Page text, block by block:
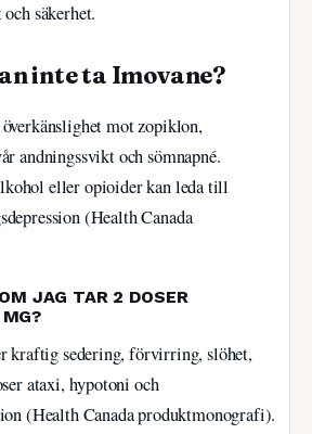
säkerhet.
inte ta Imovane?
mot zopiklon,
andningssvikt och sömnapné.
eller opioider kan leda till
(Health Canada
JAG TAR 2 DOSER
kraftig sedering, förvirring, slöhet,
ataxi, hypotoni och
(Health Canada produktmonografi).